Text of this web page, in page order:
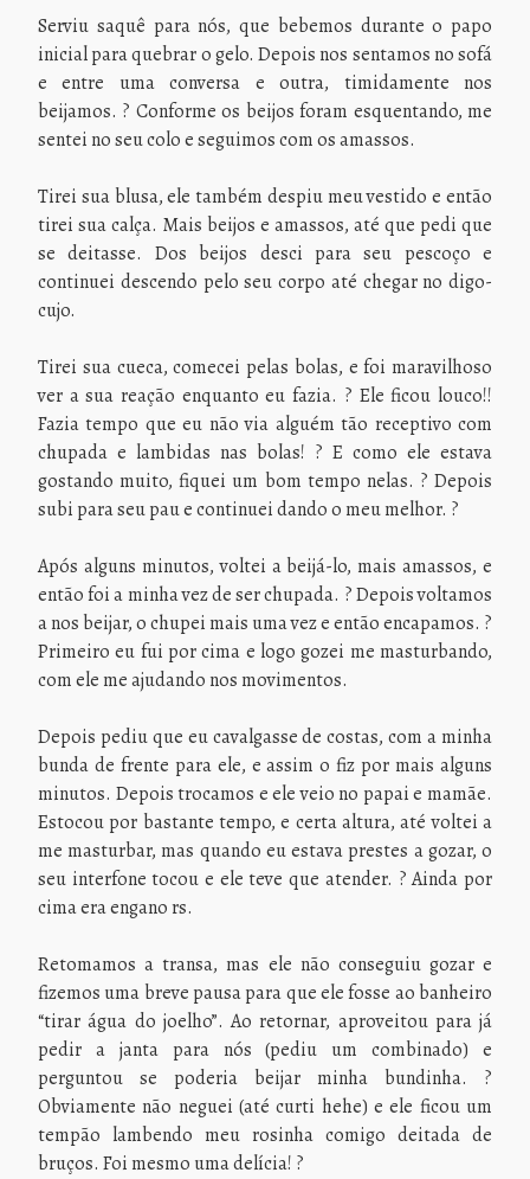
Serviu saquê para nós, que bebemos durante o papo
inicial para quebrar o gelo. Depois nos sentamos no sofá
e entre uma conversa e outra, timidamente nos
beijamos. ? Conforme os beijos foram esquentando, me
sentei no seu colo e seguimos com os amassos.
Tirei sua blusa, ele também despiu meu vestido e então
tirei sua calça. Mais beijos e amassos, até que pedi que
se deitasse. Dos beijos desci para seu pescoço e
continuei descendo pelo seu corpo até chegar no digo-
cujo.
Tirei sua cueca, comecei pelas bolas, e foi maravilhoso
ver a sua reação enquanto eu fazia. ? Ele ficou louco!!
Fazia tempo que eu não via alguém tão receptivo com
chupada e lambidas nas bolas! ? E como ele estava
gostando muito, fiquei um bom tempo nelas. ? Depois
subi para seu pau e continuei dando o meu melhor. ?
Após alguns minutos, voltei a beijá-lo, mais amassos, e
então foi a minha vez de ser chupada. ? Depois voltamos
a nos beijar, o chupei mais uma vez e então encapamos. ?
Primeiro eu fui por cima e logo gozei me masturbando,
com ele me ajudando nos movimentos.
Depois pediu que eu cavalgasse de costas, com a minha
bunda de frente para ele, e assim o fiz por mais alguns
minutos. Depois trocamos e ele veio no papai e mamãe.
Estocou por bastante tempo, e certa altura, até voltei a
me masturbar, mas quando eu estava prestes a gozar, o
seu interfone tocou e ele teve que atender. ? Ainda por
cima era engano rs.
Retomamos a transa, mas ele não conseguiu gozar e
fizemos uma breve pausa para que ele fosse ao banheiro
“tirar água do joelho”. Ao retornar, aproveitou para já
pedir a janta para nós (pediu um combinado) e
perguntou se poderia beijar minha bundinha. ?
Obviamente não neguei (até curti hehe) e ele ficou um
tempão lambendo meu rosinha comigo deitada de
bruços. Foi mesmo uma delícia! ?